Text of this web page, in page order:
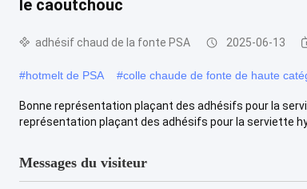
le caoutchouc
adhésif chaud de la fonte PSA 2025-06-13
#hotmelt de PSA #colle chaude de fonte de haute
Bonne représentation plaçant des adhésifs pour la
représentation plaçant des adhésifs pour la serviette
Messages du visiteur